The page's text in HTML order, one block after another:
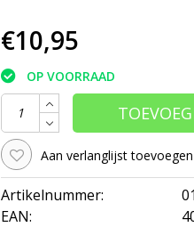
€10,95
OP VOORRAAD
Aan verlanglijst toevoegen
Artikelnummer:
EAN: